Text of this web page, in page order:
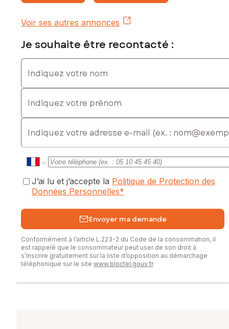
Voir ses autres annonces
Je souhaite être recontacté :
Indiquez votre nom
Indiquez votre prénom
E-mail
J’ai lu et j’accepte la Politique de Protection des
Données Personnelles*
Envoyer ma demande
Conformément à l’article L.223-2 du Code de la consommation, il
est rappelé que le consommateur peut user de son droit à
s’inscrire gratuitement sur la liste d’opposition au démarchage
téléphonique sur le site www.bloctel.gouv.fr.